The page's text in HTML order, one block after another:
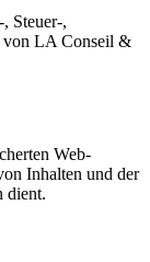
Steuer-,
von LA Conseil &
Web-
Inhalten und der
dient.